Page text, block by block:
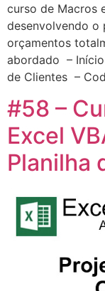
curso de Macros
desenvolvendo o
orçamentos
abordado –
de Clientes –
#58 –
Excel
Planilha